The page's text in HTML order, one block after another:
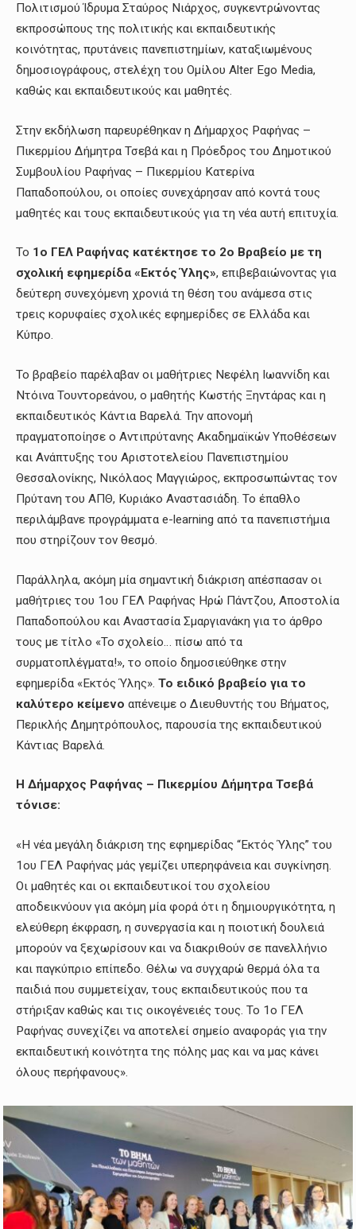
Πολιτισμού Ίδρυμα Σταύρος Νιάρχος, συγκεντρώνοντας
εκπροσώπους της πολιτικής και εκπαιδευτικής
κοινότητας, πρυτάνεις πανεπιστημίων, καταξιωμένους
δημοσιογράφους, στελέχη του Ομίλου Alter Ego Media,
καθώς και εκπαιδευτικούς και μαθητές.
Στην εκδήλωση παρευρέθηκαν η Δήμαρχος Ραφήνας –
Πικερμίου Δήμητρα Τσεβά και η Πρόεδρος του Δημοτικού
Συμβουλίου Ραφήνας – Πικερμίου Κατερίνα
Παπαδοπούλου, οι οποίες συνεχάρησαν από κοντά τους
μαθητές και τους εκπαιδευτικούς για τη νέα αυτή επιτυχία.
Το 1ο ΓΕΛ Ραφήνας κατέκτησε το 2ο Βραβείο με τη
σχολική εφημερίδα «Εκτός Ύλης», επιβεβαιώνοντας για
δεύτερη συνεχόμενη χρονιά τη θέση του ανάμεσα στις
τρεις κορυφαίες σχολικές εφημερίδες σε Ελλάδα και
Κύπρο.
Το βραβείο παρέλαβαν οι μαθήτριες Νεφέλη Ιωαννίδη και
Ντόινα Τουντορεάνου, ο μαθητής Κωστής Ξηντάρας και η
εκπαιδευτικός Κάντια Βαρελά. Την απονομή
πραγματοποίησε ο Αντιπρύτανης Ακαδημαϊκών Υποθέσεων
και Ανάπτυξης του Αριστοτελείου Πανεπιστημίου
Θεσσαλονίκης, Νικόλαος Μαγγιώρος, εκπροσωπώντας τον
Πρύτανη του ΑΠΘ, Κυριάκο Αναστασιάδη. Το έπαθλο
περιλάμβανε προγράμματα e-learning από τα πανεπιστήμια
που στηρίζουν τον θεσμό.
Παράλληλα, ακόμη μία σημαντική διάκριση απέσπασαν οι
μαθήτριες του 1ου ΓΕΛ Ραφήνας Ηρώ Πάντζου, Αποστολία
Παπαδοπούλου και Αναστασία Σμαργιανάκη για το άρθρο
τους με τίτλο «Το σχολείο… πίσω από τα
συρματοπλέγματα!», το οποίο δημοσιεύθηκε στην
εφημερίδα «Εκτός Ύλης». Το ειδικό βραβείο για το
καλύτερο κείμενο απένειμε ο Διευθυντής του Βήματος,
Περικλής Δημητρόπουλος, παρουσία της εκπαιδευτικού
Κάντιας Βαρελά.
Η Δήμαρχος Ραφήνας – Πικερμίου Δήμητρα Τσεβά
τόνισε:
«Η νέα μεγάλη διάκριση της εφημερίδας “Εκτός Ύλης” του
1ου ΓΕΛ Ραφήνας μάς γεμίζει υπερηφάνεια και συγκίνηση.
Οι μαθητές και οι εκπαιδευτικοί του σχολείου
αποδεικνύουν για ακόμη μία φορά ότι η δημιουργικότητα, η
ελεύθερη έκφραση, η συνεργασία και η ποιοτική δουλειά
μπορούν να ξεχωρίσουν και να διακριθούν σε πανελλήνιο
και παγκύπριο επίπεδο. Θέλω να συγχαρώ θερμά όλα τα
παιδιά που συμμετείχαν, τους εκπαιδευτικούς που τα
στήριξαν καθώς και τις οικογένειές τους. Το 1ο ΓΕΛ
Ραφήνας συνεχίζει να αποτελεί σημείο αναφοράς για την
εκπαιδευτική κοινότητα της πόλης μας και να μας κάνει
όλους περήφανους».